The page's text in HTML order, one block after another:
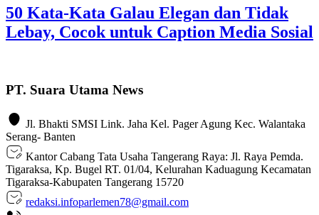
50 Kata-Kata Galau Elegan dan Tidak
Lebay, Cocok untuk Caption Media Sosial
PT. Suara Utama News
Jl. Bhakti SMSI Link. Jaha Kel. Pager Agung Kec. Walantaka
Serang- Banten
Kantor Cabang Tata Usaha Tangerang Raya: Jl. Raya Pemda.
Tigaraksa, Kp. Bugel RT. 01/04, Kelurahan Kaduagung Kecamatan
Tigaraksa-Kabupaten Tangerang 15720
redaksi.infoparlemen78@gmail.com